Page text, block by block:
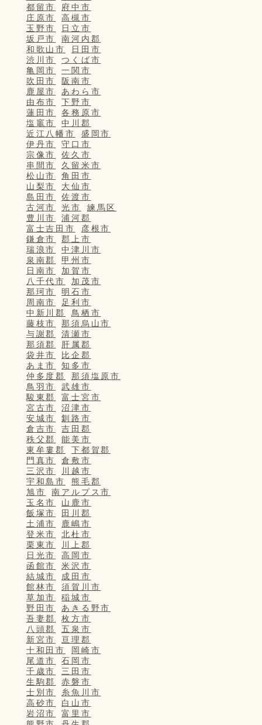
都留市
府中市
庄原市
高槻市
玉野市
日立市
坂戸市
南河内郡
和歌山市
日田市
渋川市
つくば市
亀岡市
一関市
吹田市
阪南市
鹿屋市
あわら市
由布市
下野市
蓮田市
各務原市
塩竈市
中川郡
近江八幡市
盛岡市
伊丹市
守口市
宗像市
佐久市
串間市
久留米市
松山市
角田市
山梨市
大仙市
島田市
佐渡市
古河市
光市
練馬区
豊川市
浦河郡
富士吉田市
彦根市
鎌倉市
郡上市
瑞浪市
中津川市
泉南郡
甲州市
日南市
加賀市
八千代市
加茂市
那珂市
明石市
周南市
足利市
中新川郡
鳥栖市
藤枝市
那須烏山市
与謝郡
清瀬市
那須郡
肝属郡
袋井市
比企郡
あま市
知多市
仲多度郡
那須塩原市
鳥羽市
武雄市
駿東郡
富士宮市
宮古市
沼津市
安城市
釧路市
倉吉市
吉田郡
秩父郡
能美市
東牟婁郡
下都賀郡
門真市
倉敷市
三沢市
川越市
宇和島市
熊毛郡
旭市
南アルプス市
玉名市
山鹿市
飯塚市
田川郡
土浦市
鹿嶋市
登米市
北杜市
栗東市
川上郡
日光市
高岡市
函館市
米沢市
結城市
成田市
館林市
須賀川市
草加市
稲城市
野田市
あきる野市
吾妻郡
枚方市
八頭郡
五泉市
新宮市
亘理郡
十和田市
岡崎市
尾道市
石岡市
千歳市
三田市
生駒郡
赤磐市
士別市
糸魚川市
高砂市
白山市
岩沼市
富里市